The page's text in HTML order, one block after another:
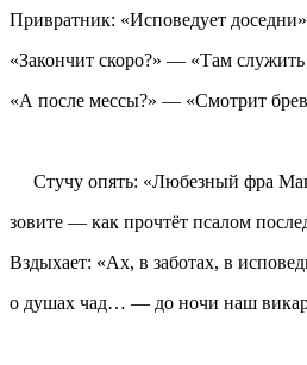
Привратник: «Исповедует
«Закончит скоро?» — «Там
«А после мессы?» — «Смотрит
Стучу опять: «Любезный фра
зовите — как прочтёт псалом
Вздыхает: «Ах, в заботах, в
о душах чад… — до ночи наш